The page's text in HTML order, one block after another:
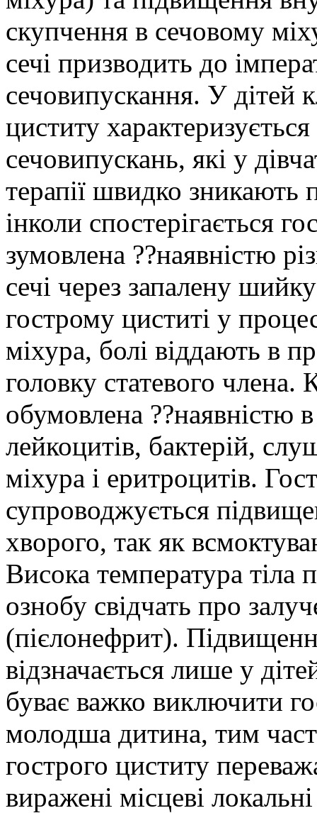
скупчення в сечовому
сечі призводить до
сечовипускання. У дітей
циститу
сечовипускань, які у
терапії швидко зникають
інколи спостерігається
зумовлена ??наявністю
сечі через запалену
гострому циститі у
міхура, болі віддають в
головку статевого члена.
обумовлена ??наявністю в
лейкоцитів, бактерій,
міхура і еритроцитів.
супроводжується
хворого, так як
Висока температура тіла
ознобу свідчать про
(пієлонефрит).
відзначається лише у
буває важко виключити
молодша дитина, тим
гострого циститу
виражені місцеві